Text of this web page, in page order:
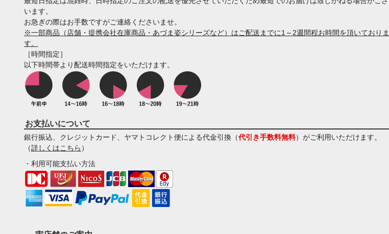
います。
お急ぎの際はお手数ですがご連絡くださいませ。
※一部商品（店舗・提携会社在庫商品・あづま姿シリーズなど）はご配送までに1～2週間程お時間を頂いておりま
す。
［時間指定］
以下時間帯より配送時間指定をいただけます。
お支払いについて
銀行振込、クレジットカード、ヤマトコレクト便による代金引換（代引き手数料無料） がご利用いただけます。
（詳しくはこちら ）
・利用可能支払い方法